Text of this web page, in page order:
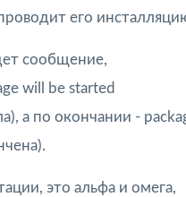
его
сообщение,
will be started
а по окончании -
это альфа и омега,